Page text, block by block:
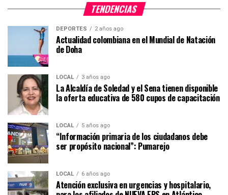
TENDENCIAS
DEPORTES 2 años ago
Actualidad colombiana en el Mundial de Natación
de Doha
LOCAL 3 años ago
La Alcaldía de Soledad y el Sena tienen disponible
la oferta educativa de 580 cupos de capacitación
LOCAL 5 años ago
“Información primaria de los ciudadanos debe
ser propósito nacional”: Pumarejo
LOCAL 6 años ago
Atención exclusiva en urgencias y hospitalario,